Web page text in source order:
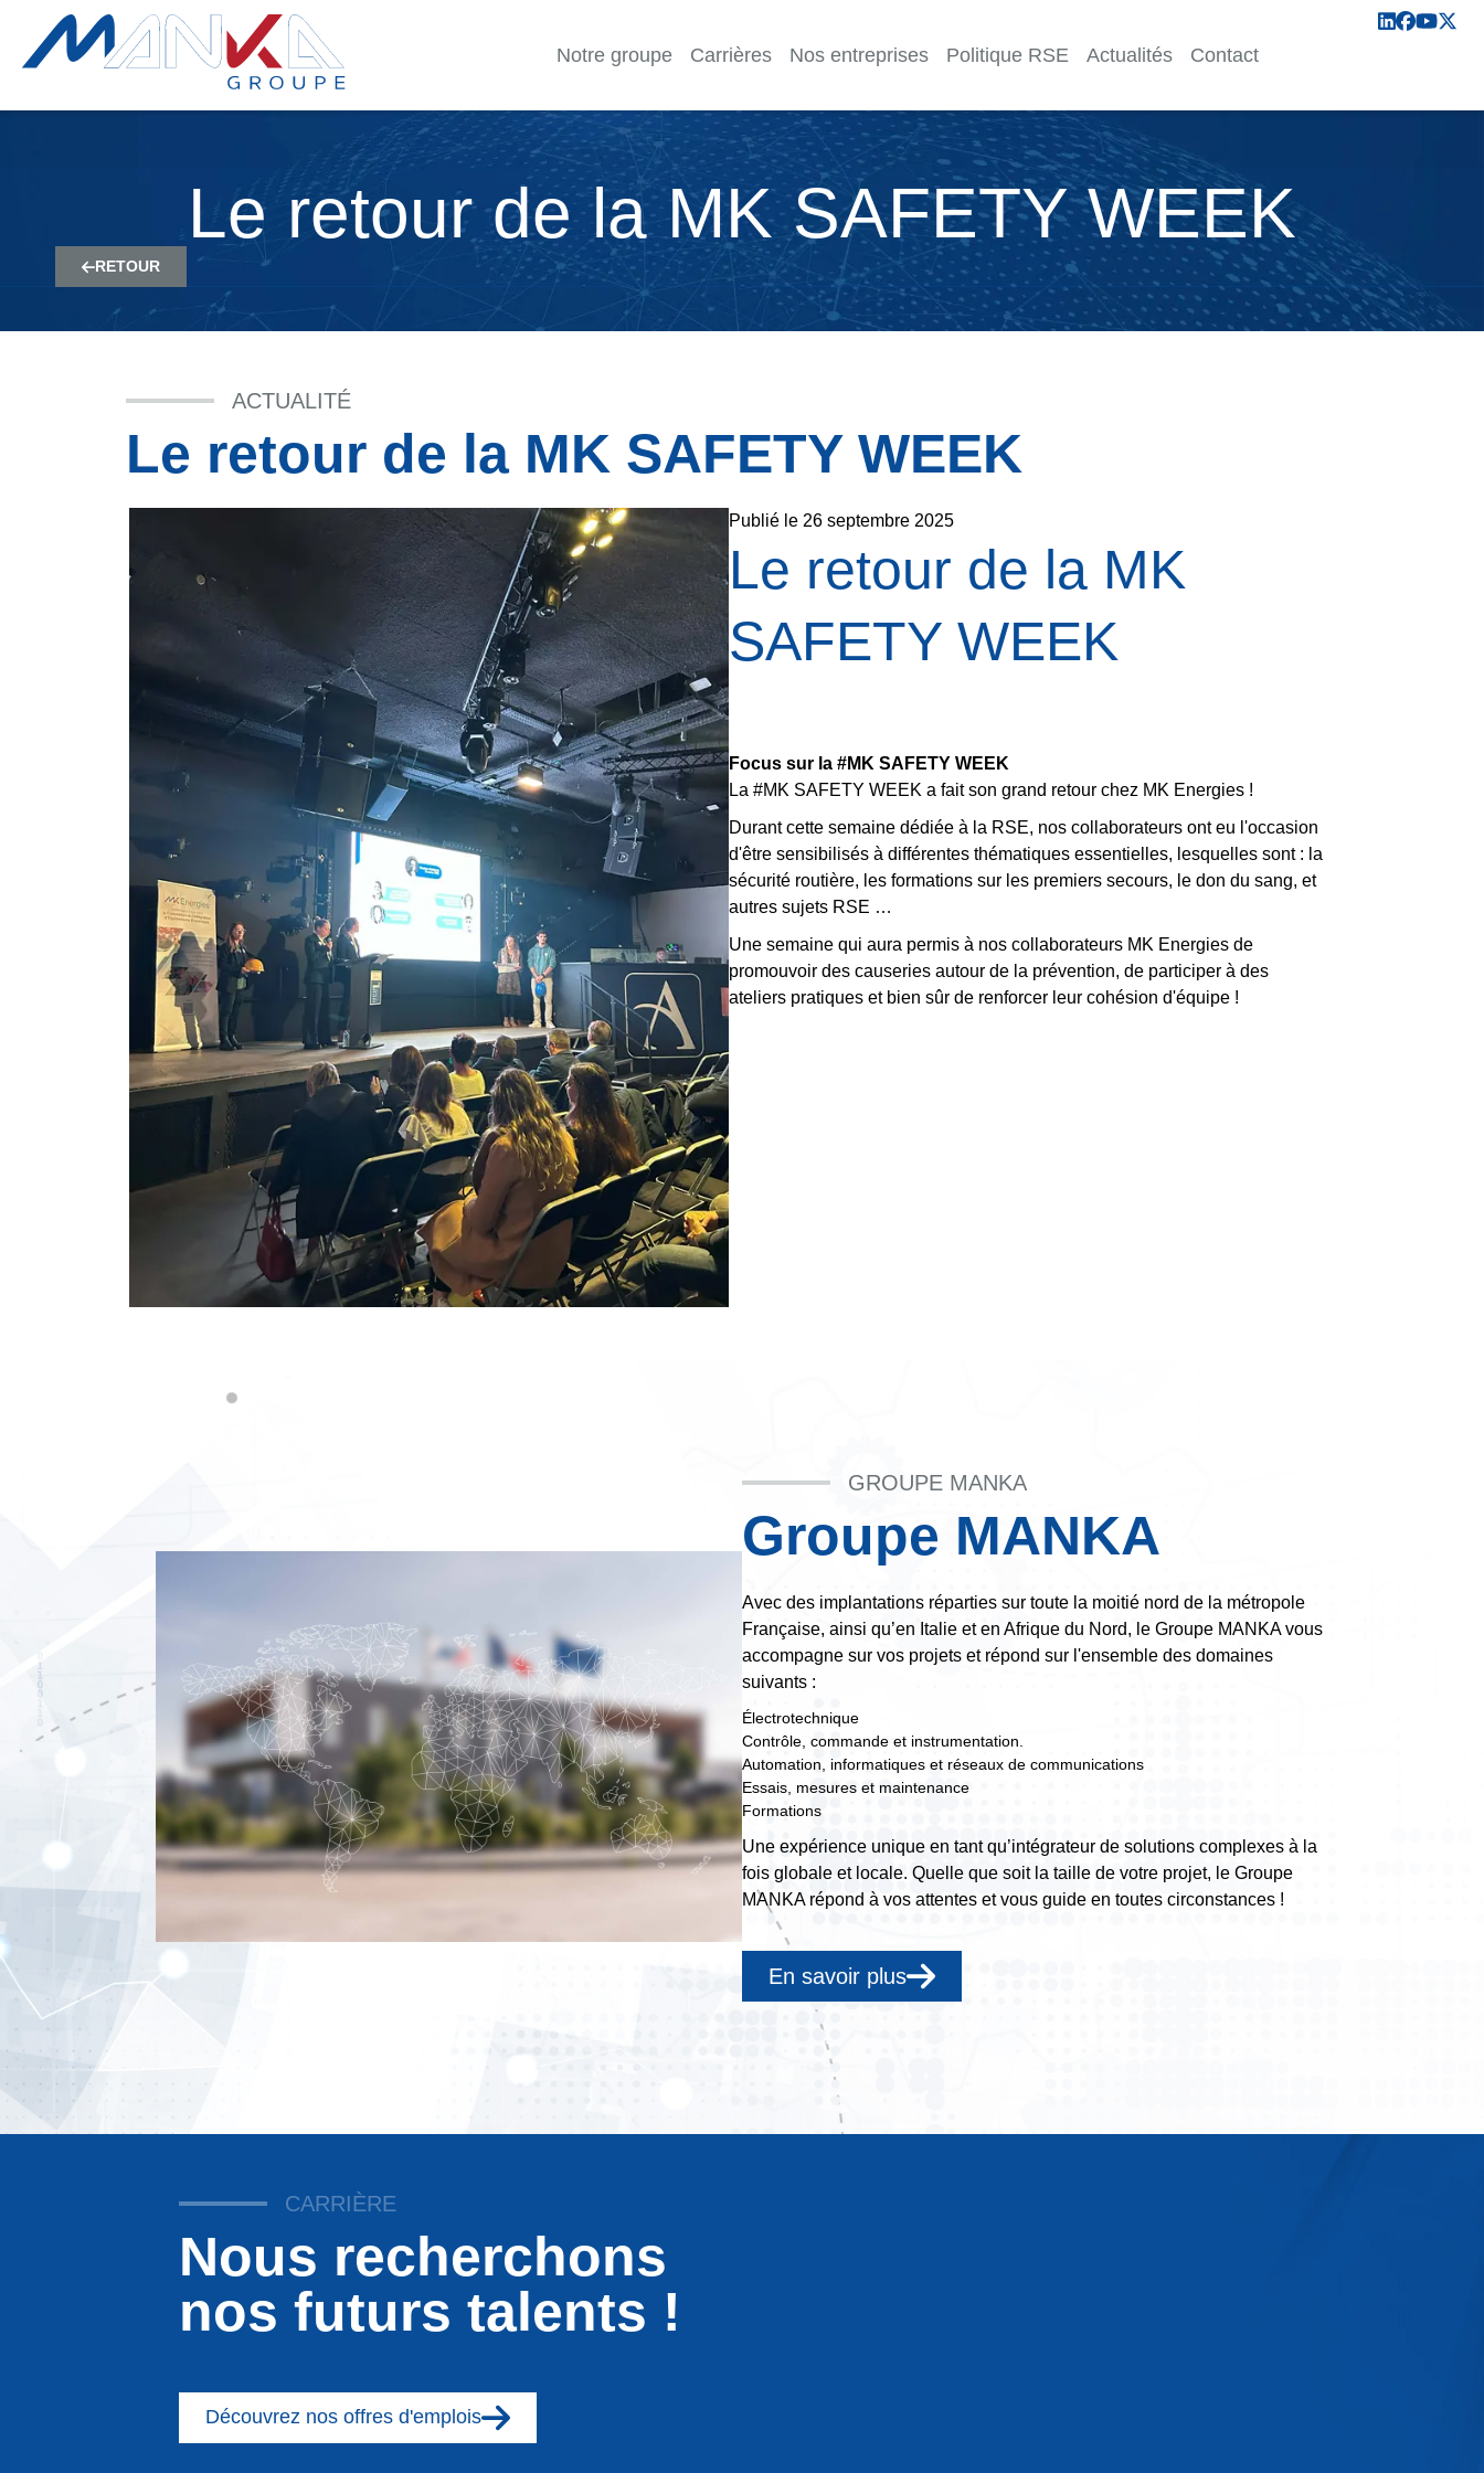
Notre groupe Carrières Nos entreprises Politique RSE Actualités Contact
RETOUR
Le retour de la MK SAFETY WEEK
ACTUALITÉ
Le retour de la MK SAFETY WEEK
Publié le 26 septembre 2025
Le retour de la MK
SAFETY WEEK
Focus sur la #MK SAFETY WEEK
La #MK SAFETY WEEK a fait son grand retour chez MK Energies !
Durant cette semaine dédiée à la RSE, nos collaborateurs ont eu l'occasion
d'être sensibilisés à différentes thématiques essentielles, lesquelles sont : la
sécurité routière, les formations sur les premiers secours, le don du sang, et
autres sujets RSE …
Une semaine qui aura permis à nos collaborateurs MK Energies de
promouvoir des causeries autour de la prévention, de participer à des
ateliers pratiques et bien sûr de renforcer leur cohésion d'équipe !
GROUPE MANKA
Groupe MANKA
Avec des implantations réparties sur toute la moitié nord de la métropole
Française, ainsi qu’en Italie et en Afrique du Nord, le Groupe MANKA vous
accompagne sur vos projets et répond sur l'ensemble des domaines
suivants :
Électrotechnique
Contrôle, commande et instrumentation.
Automation, informatiques et réseaux de communications
Essais, mesures et maintenance
Formations
Une expérience unique en tant qu’intégrateur de solutions complexes à la
fois globale et locale. Quelle que soit la taille de votre projet, le Groupe
MANKA répond à vos attentes et vous guide en toutes circonstances !
En savoir plus
CARRIÈRE
Nous recherchons
nos futurs talents !
Découvrez nos offres d'emplois